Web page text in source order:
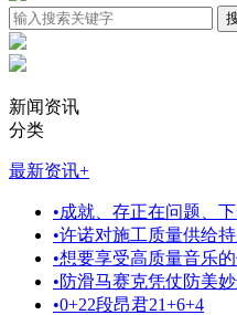
新闻资讯
分类
最新资讯+
•成就、存正在问题、
•许诺对施工质量供给
•想要享受高质量音乐
•防滑马赛克凭仗防美
•0+22段昂君21+6+4